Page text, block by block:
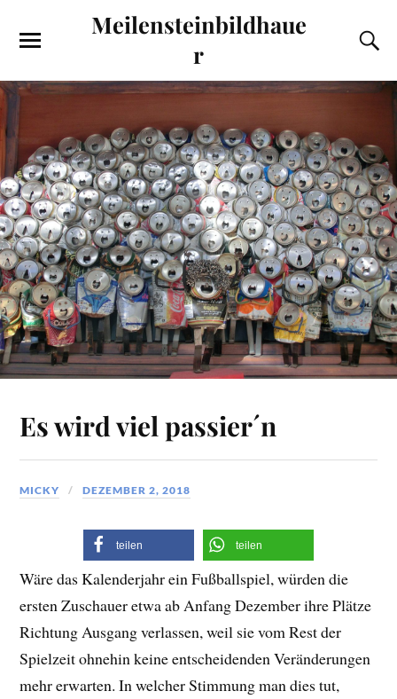
Meilensteinbildhaue
r
Es wird viel passier´n
MICKY DEZEMBER 2, 2018
teilen teilen
Wäre das Kalenderjahr ein Fußballspiel, würden die
ersten Zuschauer etwa ab Anfang Dezember ihre Plätze
Richtung Ausgang verlassen, weil sie vom Rest der
Spielzeit ohnehin keine entscheidenden Veränderungen
mehr erwarten. In welcher Stimmung man dies tut,